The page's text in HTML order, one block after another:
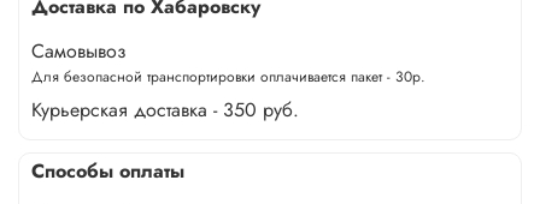
Доставка по Хабаровску
Самовывоз
Для безопасной транспортировки оплачивается пакет - 30р.
Курьерская доставка - 350 руб.
Способы оплаты